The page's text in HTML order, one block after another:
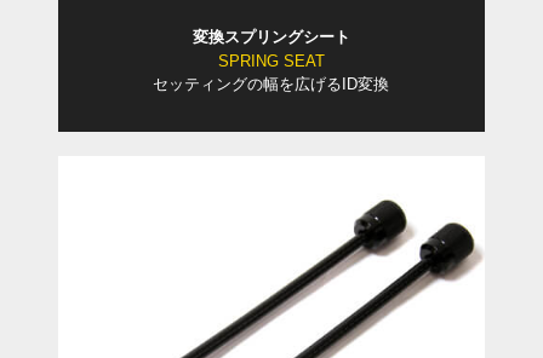
変換スプリングシート
SPRING SEAT
セッティングの幅を広げるID変換